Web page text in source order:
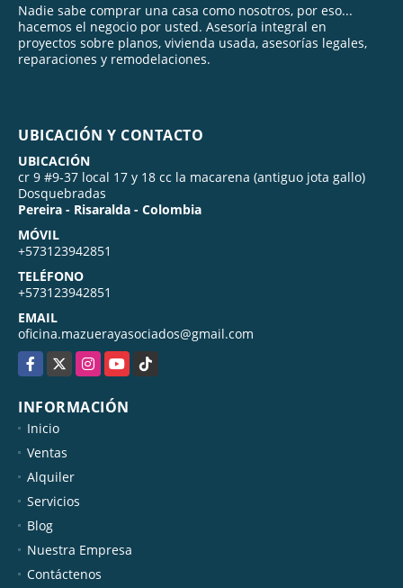
Nadie sabe comprar una casa como nosotros, por eso...
hacemos el negocio por usted. Asesoría integral en
proyectos sobre planos, vivienda usada, asesorías legales,
reparaciones y remodelaciones.
UBICACIÓN Y CONTACTO
UBICACIÓN
cr 9 #9-37 local 17 y 18 cc la macarena (antiguo jota gallo)
Dosquebradas
Pereira - Risaralda - Colombia
MÓVIL
+573123942851
TELÉFONO
+573123942851
EMAIL
oficina.mazuerayasociados@gmail.com
Facebook
X InstagramYouTubeTikTok
INFORMACIÓN
Inicio
Ventas
Alquiler
Servicios
Blog
Nuestra Empresa
Contáctenos